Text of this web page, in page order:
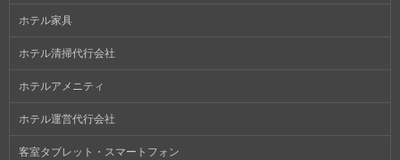
ホテル家具
ホテル清掃代行会社
ホテルアメニティ
ホテル運営代行会社
客室タブレット・スマートフォン